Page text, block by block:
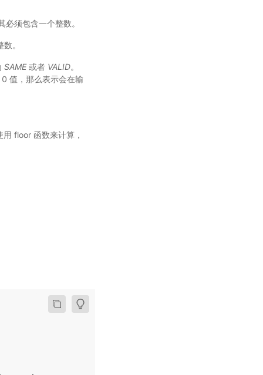
须包含一个整数。
。
SAME或者 VALID。
值，那么表示会在输
floor 函数来计算，